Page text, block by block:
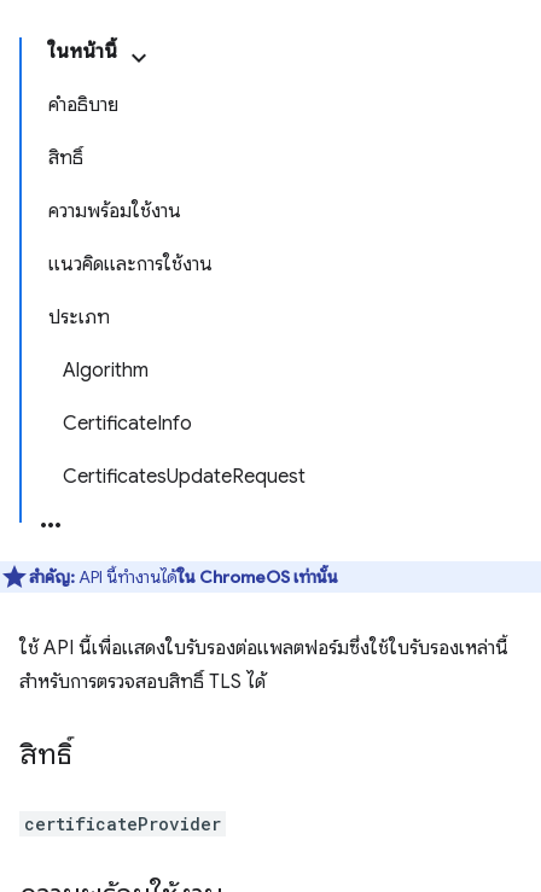
ในหน้านี้
คำอธิบาย
สิทธิ์
ความพร้อมใช้งาน
แนวคิดและการใช้งาน
ประเภท
Algorithm
CertificateInfo
CertificatesUpdateRequest
สำคัญ:API นี้ทำงานได้ใน ChromeOS เท่านั้น
ใช้ API นี้เพื่อแสดงใบรับรองต่อแพลตฟอร์มซึ่งใช้ใบรับรองเหล่านี้
สำหรับการตรวจสอบสิทธิ์ TLS ได้
สิทธิ์
certificateProvider